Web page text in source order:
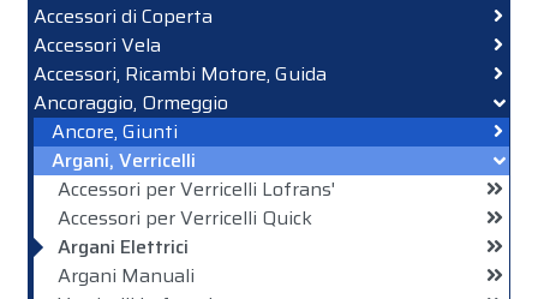
Accessori di Coperta
Accessori Vela
Accessori, Ricambi Motore, Guida
Ancoraggio, Ormeggio
Ancore, Giunti
Argani, Verricelli
Accessori per Verricelli Lofrans'
Accessori per Verricelli Quick
Argani Elettrici
Argani Manuali